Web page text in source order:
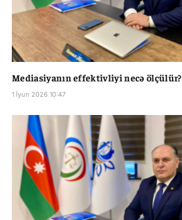
Mediasiyanın effektivliyi necə ölçülür?
1 İyun 2026 10:47